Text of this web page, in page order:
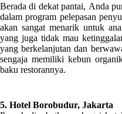
Berada di dekat pantai, Anda
dalam program pelepasan
akan sangat menarik untuk
yang juga tidak mau
yang berkelanjutan dan
sengaja memiliki kebun
baku restorannya.
5. Hotel Borobudur, Jakarta